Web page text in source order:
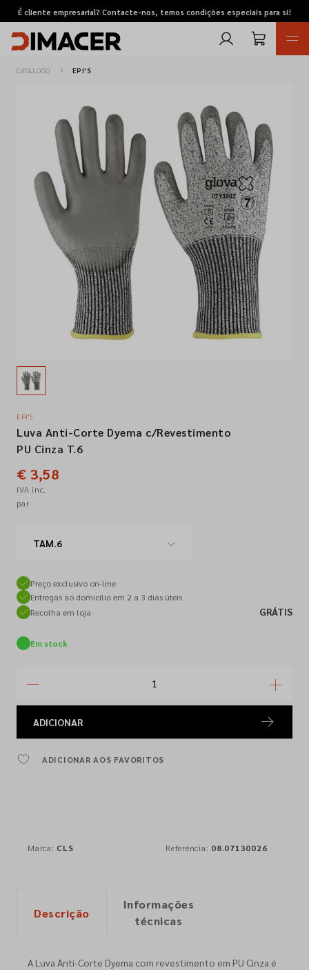
É cliente empresarial? Contacte-nos, temos condições especiais para si!
Retomas
Pedidos de cotação
Contactos
Siga-nos nas redes sociais
CATÁLOGO EPI'S
EPI'S
Luva Anti-Corte Dyema c/Revestimento
PU Cinza T.6
€ 3,58
IVA inc.
par
TAM.6
Preço exclusivo on-line
Entregas ao domicílio em 2 a 3 dias úteis
Recolha em loja
GRÁTIS
Em stock
ADICIONAR
ADICIONAR AOS FAVORITOS
Marca: CLS Referência: 08.07130026
Descrição
Informações
técnicas
A Luva Anti-Corte Dyema com revestimento em PU Cinza é